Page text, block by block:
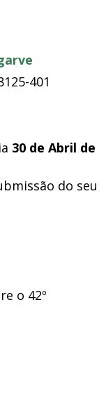
401
30 de Abril de
do seu
o 42º